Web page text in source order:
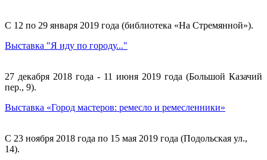
С 12 по 29 января 2019 года (библиотека «На Стремянной»).
Выставка "Я иду по городу..."
27 декабря 2018 года - 11 июня 2019 года (Большой Казачий
пер., 9).
Выставка «Город мастеров: ремесло и ремесленники»
С 23 ноября 2018 года по 15 мая 2019 года (Подольская ул.,
14).